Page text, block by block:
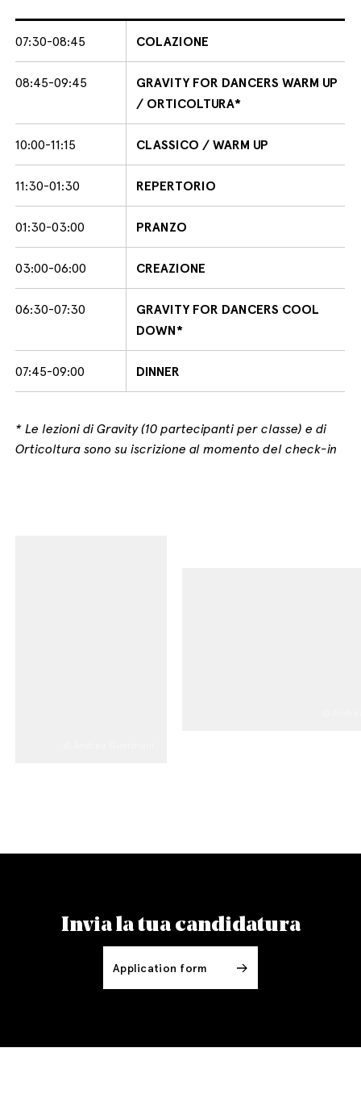
07:30-08:45 COLAZIONE
08:45-09:45
GRAVITY FOR DANCERS WARM UP
/ ORTICOLTURA*
10:00-11:15 CLASSICO / WARM UP
11:30-01:30 REPERTORIO
01:30-03:00 PRANZO
03:00-06:00 CREAZIONE
06:30-07:30
GRAVITY FOR DANCERS COOL
DOWN*
07:45-09:00 DINNER
* Le lezioni di Gravity (10 partecipanti per classe) e di
Orticoltura sono su iscrizione al momento del check-in
Invia la tua candidatura
Application form